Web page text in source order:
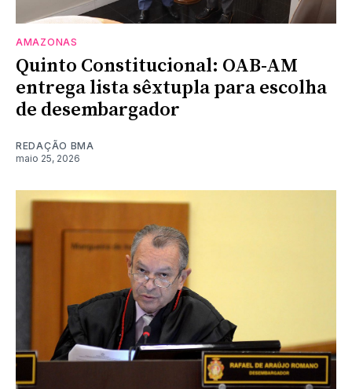
AMAZONAS
Quinto Constitucional: OAB-AM
entrega lista sêxtupla para escolha
de desembargador
REDAÇÃO BMA
maio 25, 2026